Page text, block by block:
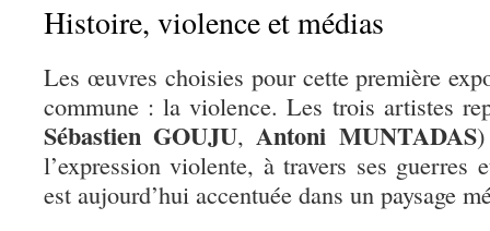
Histoire, violence et médias
Les œuvres choisies pour cette première
commune : la violence. Les trois artistes
Sébastien GOUJU,Antoni MUNTADAS)
l’expression violente, à travers ses guerres
est aujourd’hui accentuée dans un paysage